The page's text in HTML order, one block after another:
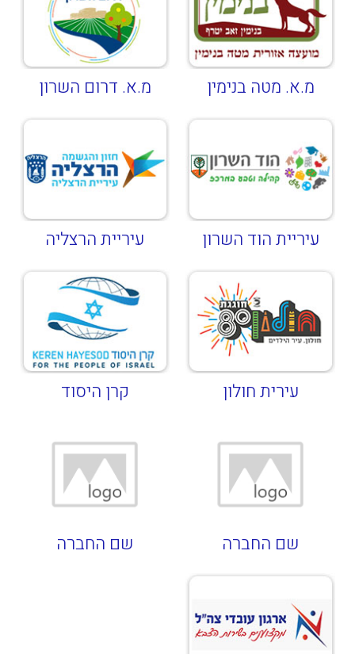
מ.א. מטה בנימין
עיריית הוד השרון
עירית חולון
שם החברה
מ.א. דרום השרון
עיריית הרצליה
קרן היסוד
שם החברה